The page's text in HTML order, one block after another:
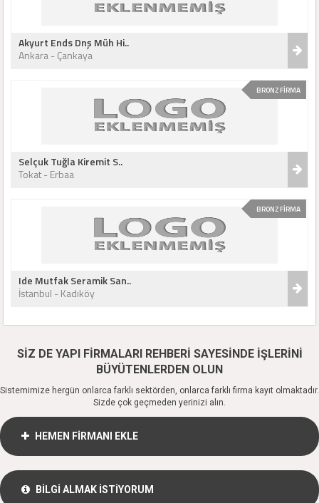
Akyurt Ends Dnş Müh Hi..
Ankara - Çankaya
BRONZ FİRMA
Selçuk Tuğla Kiremit S..
Tokat - Erbaa
BRONZ FİRMA
Ide Mutfak Seramik San..
İstanbul - Kadıköy
SİZ DE YAPI FİRMALARI REHBERİ SAYESİNDE İŞLERİNİ
BÜYÜTENLERDEN OLUN
Sistemimize hergün onlarca farklı sektörden, onlarca farklı firma kayıt olmaktadır.
Sizde çok geçmeden yerinizi alın.
HEMEN FİRMANI EKLE
BİLGİ ALMAK İSTİYORUM